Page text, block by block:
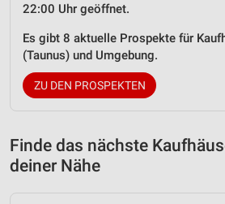
22:00 Uhr geöffnet.
Es gibt 8 aktuelle Prospekte für
(Taunus) und Umgebung.
ZU DEN PROSPEKTEN
Finde das nächste
deiner Nähe